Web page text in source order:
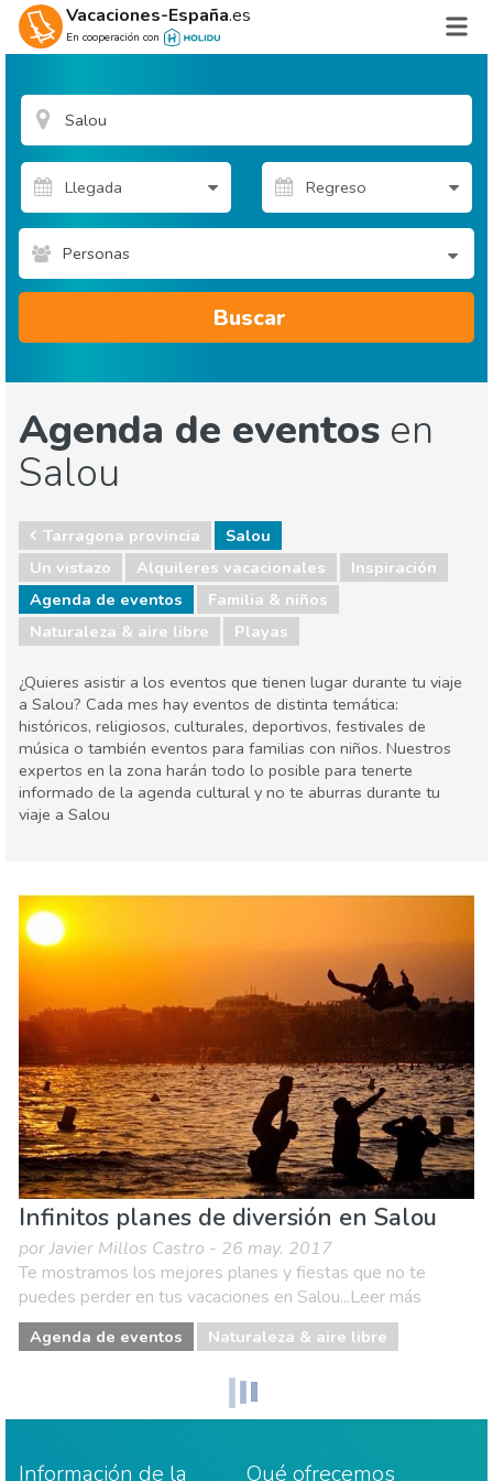
Vacaciones-España.es
En cooperación con
Personas
Buscar
Agenda de eventos en
Salou
Tarragona provincia
Salou
Un vistazo
Alquileres vacacionales
Inspiración
Agenda de eventos
Familia & niños
Naturaleza & aire libre
Playas
¿Quieres asistir a los eventos que tienen lugar durante tu viaje
a Salou? Cada mes hay eventos de distinta temática:
históricos, religiosos, culturales, deportivos, festivales de
música o también eventos para familias con niños. Nuestros
expertos en la zona harán todo lo posible para tenerte
informado de la agenda cultural y no te aburras durante tu
viaje a Salou
Agenda de eventos
Naturaleza & aire libre
Infinitos planes de diversión en Salou
por Javier Millos Castro - 26 may. 2017
Te mostramos los mejores planes y fiestas que no te
puedes perder en tus vacaciones en Salou...Leer más
Agenda de eventos Naturaleza & aire libre
Información de la Qué ofrecemos